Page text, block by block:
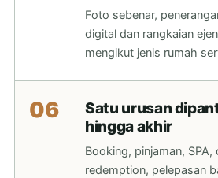
Foto sebenar,
digital dan rangkaian
mengikut jenis rumah
06
Satu urusan
hingga akhir
Booking, pinjaman, SPA,
redemption, pelepasan